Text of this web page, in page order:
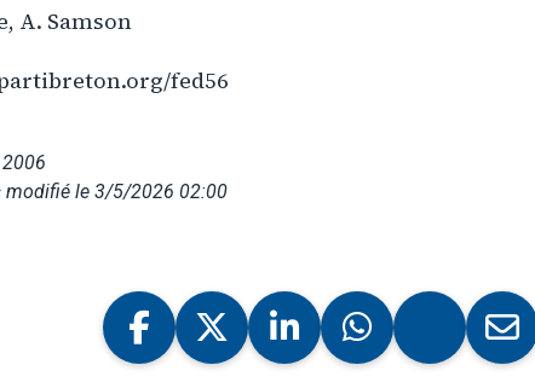
A. Samson
fed56
modifié le 3/5/2026 02:00